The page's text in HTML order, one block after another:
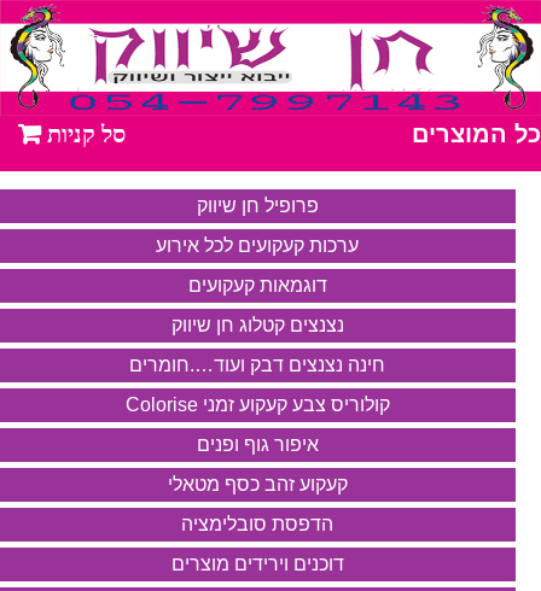
כל המוצרים
פרופיל חן שיווק
ערכות קעקועים לכל אירוע
דוגמאות קעקועים
נצנצים קטלוג חן שיווק
חינה נצנצים דבק ועוד….חומרים
קולוריס צבע קעקוע זמני Colorise
איפור גוף ופנים
קעקוע זהב כסף מטאלי
הדפסת סובלימציה
דוכנים וירידים מוצרים